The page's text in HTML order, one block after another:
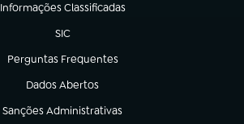
Informações Classificadas
(abre em nova aba)
SIC
(abre em nova aba)
Perguntas Frequentes
(abre em nova aba)
Dados Abertos
(abre em nova aba)
Sanções Administrativas
(abre em nova aba)